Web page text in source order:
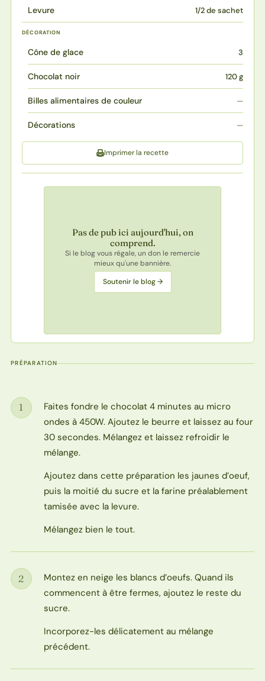
Levure 1/2 de sachet
DÉCORATION
Cône de glace 3
Chocolat noir 120 g
Billes alimentaires de couleur —
Décorations —
Imprimer la recette
Pas de pub ici aujourd'hui, on
comprend.
Si le blog vous régale, un don le remercie
mieux qu'une bannière.
Soutenir le blog →
PRÉPARATION
Étape
1
Faites fondre le chocolat 4 minutes au micro
ondes à 450W. Ajoutez le beurre et laissez au four
30 secondes. Mélangez et laissez refroidir le
mélange.
Ajoutez dans cette préparation les jaunes d’oeuf,
puis la moitié du sucre et la farine préalablement
tamisée avec la levure.
Mélangez bien le tout.
Étape
2
Montez en neige les blancs d’oeufs. Quand ils
commencent à être fermes, ajoutez le reste du
sucre.
Incorporez-les délicatement au mélange
précédent.